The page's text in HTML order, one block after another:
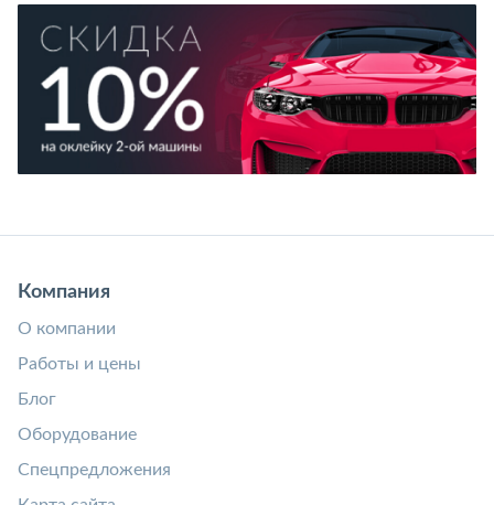
Компания
О компании
Работы и цены
Блог
Оборудование
Спецпредложения